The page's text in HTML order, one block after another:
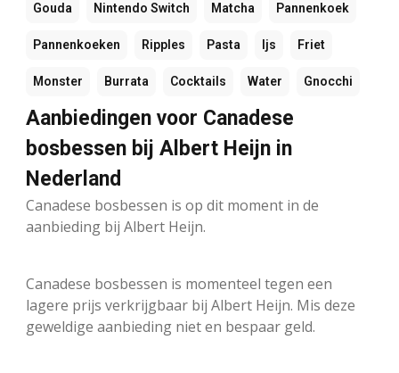
Gouda Nintendo Switch Matcha Pannenkoek
Pannenkoeken Ripples Pasta Ijs Friet
Monster Burrata Cocktails Water Gnocchi
Aanbiedingen voor Canadese
bosbessen bij Albert Heijn in
Nederland
Canadese bosbessen is op dit moment in de
aanbieding bij Albert Heijn.
Canadese bosbessen is momenteel tegen een
lagere prijs verkrijgbaar bij Albert Heijn. Mis deze
geweldige aanbieding niet en bespaar geld.